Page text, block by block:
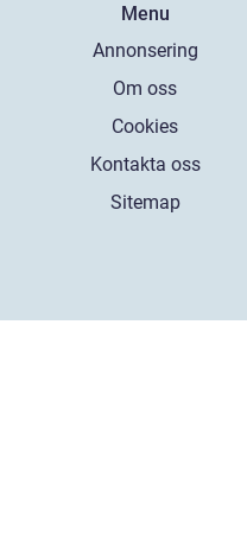
Menu
Annonsering
Om oss
Cookies
Kontakta oss
Sitemap